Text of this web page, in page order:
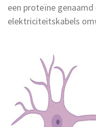
een proteïne
elektriciteitskabels